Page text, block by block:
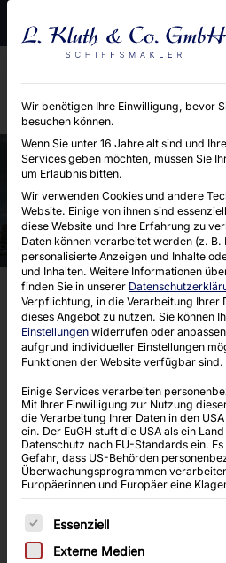
E-Mail : info@kluth-
FOLIO 17477
Wir benötigen Ihre Einwilligung, bevor
besuchen können.
Wenn Sie unter 16 Jahre alt sind und
Services geben möchten, müssen Sie
um Erlaubnis bitten.
Wir verwenden Cookies und andere
Website. Einige von ihnen sind
diese Website und Ihre Erfahrung zu
Daten können verarbeitet werden (z. B.
personalisierte Anzeigen und Inhalte
und Inhalten. Weitere Informationen
finden Sie in unserer
Verpflichtung, in die Verarbeitung Ihrer
dieses Angebot zu nutzen. Sie können
Einstellungen widerrufen oder
aufgrund individueller Einstellungen
Funktionen der Website verfügbar sind.
Einige Services verarbeiten
Mit Ihrer Einwilligung zur Nutzung
die Verarbeitung Ihrer Daten in den
ein. Der EuGH stuft die USA als ein
Datenschutz nach EU-Standards ein.
Gefahr, dass US-Behörden
Überwachungsprogrammen
Europäerinnen und Europäer eine
Es folgt eine Liste der
Essenziell
Externe Medien